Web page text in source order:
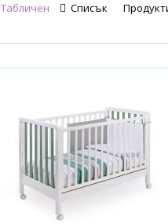
Табличен Списък